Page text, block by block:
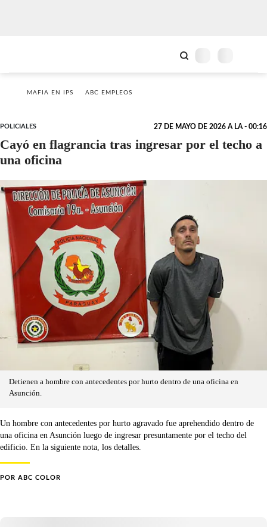
MAFIA EN IPS ABC EMPLEOS
POLICIALES 27 DE MAYO DE 2026 A LA - 00:16
Cayó en flagrancia tras ingresar por el techo a
una oficina
Detienen a hombre con antecedentes por hurto dentro de una oficina en
Asunción.
Un hombre con antecedentes por hurto agravado fue aprehendido dentro de
una oficina en Asunción luego de ingresar presuntamente por el techo del
edificio. En la siguiente nota, los detalles.
POR ABC COLOR